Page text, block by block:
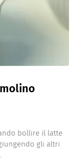
bollire il latte
gli altri